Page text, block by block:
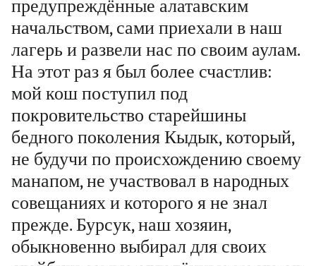
предупреждённые алатавским
начальством, сами приехали в наш
лагерь и развели нас по своим аулам.
На этот раз я был более счастлив:
мой кош поступил под
покровительство старейшины
бедного поколения Кыдык, который,
не будучи по происхождению своему
манапом, не участвовал в народных
совещаниях и которого я не знал
прежде. Бурсук, наш хозяин,
обыкновенно выбирал для своих